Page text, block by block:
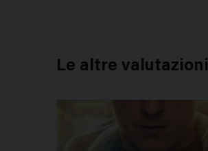
Le altre valutazioni